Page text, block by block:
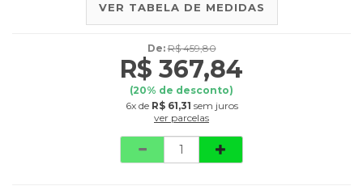
VER TABELA DE MEDIDAS
De:R$ 459,80
R$ 367,84
(20% de desconto)
6xde R$ 61,31 sem juros
ver parcelas